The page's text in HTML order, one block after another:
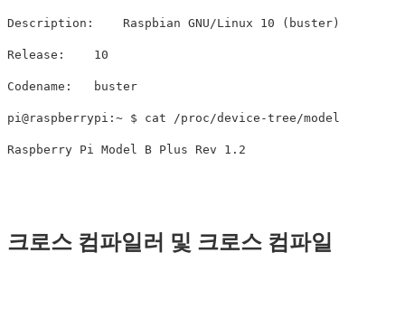
Description:    Raspbian GNU/Linux 10 (buster)
Release:    10
Codename:   buster
pi@raspberrypi:~ $ cat /proc/device-tree/model
크로스 컴파일러 및 크로스 컴파일